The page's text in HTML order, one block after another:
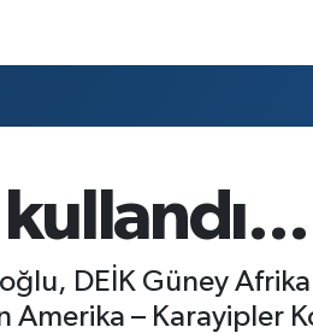
DEİK Güney
Amerika – Karayipler